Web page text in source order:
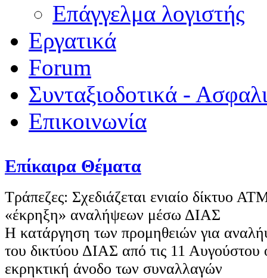
Επάγγελμα λογιστής
Εργατικά
Forum
Συνταξιοδοτικά -
Επικοινωνία
Επίκαιρα Θέματα
Τράπεζες: Σχεδιάζεται ενιαίο δίκτυο
«έκρηξη» αναλήψεων μέσω ΔΙΑΣ
Η κατάργηση των προμηθειών για
του δικτύου ΔΙΑΣ από τις 11 Αυγούστου
εκρηκτική άνοδο των συναλλαγών